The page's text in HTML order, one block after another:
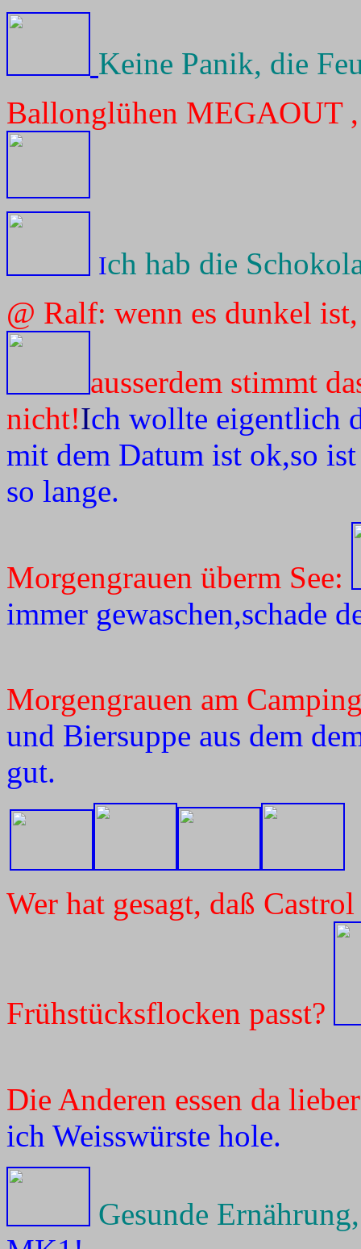
Keine Panik, die
Ballonglühen MEGAOUT
Ich hab die
@ Ralf: wenn es dunkel
ausserdem stimmt
nicht!Ich wollte eigentlich
mit dem Datum ist ok,so
so lange.
Morgengrauen überm See:
immer gewaschen,schade
Morgengrauen am
und Biersuppe aus dem
gut.
Wer hat gesagt, daß
Frühstücksflocken passt?
Die Anderen essen da
ich Weisswürste hole.
Gesunde